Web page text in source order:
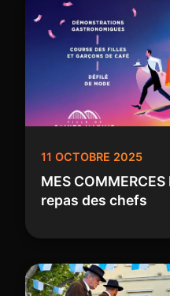
11 OCTOBRE 2025
MES
repas des chefs